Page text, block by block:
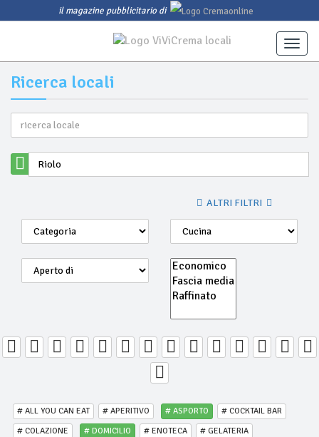
il magazine pubblicitario di
Ricerca locali
ALTRI FILTRI
# ALL YOU CAN EAT # APERITIVO # ASPORTO
# COCKTAIL BAR
# COLAZIONE
# DOMICILIO # ENOTECA
# GELATERIA